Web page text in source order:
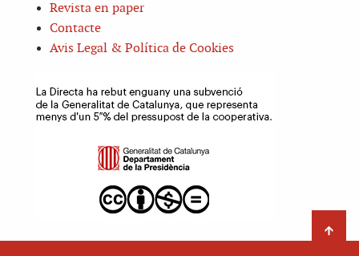
Revista en paper
Contacte
Avis Legal & Política de Cookies